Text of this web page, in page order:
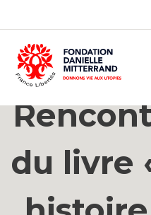
MAIN
CONTENT
du livre